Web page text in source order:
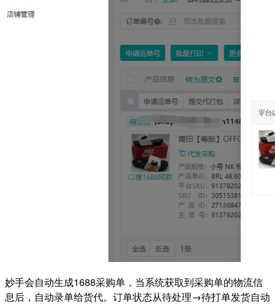
妙手会自动生成1688采购单，当系统获取到采购单的物流信
息后，自动录单给货代。订单状态从待处理→待打单发货自动